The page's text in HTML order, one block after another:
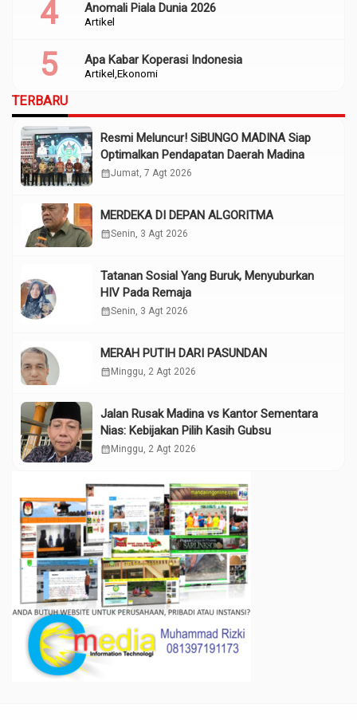
Artikel
Anomali Piala Dunia 2026
Artikel Ekonomi
Apa Kabar Koperasi Indonesia
TERBARU
Resmi Meluncur! SiBUNGO MADINA Siap
Optimalkan Pendapatan Daerah Madina
calendar_monthJumat, 7 Agt 2026
MERDEKA DI DEPAN ALGORITMA
calendar_monthSenin, 3 Agt 2026
Tatanan Sosial Yang Buruk, Menyuburkan
HIV Pada Remaja
calendar_monthSenin, 3 Agt 2026
MERAH PUTIH DARI PASUNDAN
calendar_month Minggu, 2 Agt 2026
Jalan Rusak Madina vs Kantor Sementara
Nias: Kebijakan Pilih Kasih Gubsu
calendar_month Minggu, 2 Agt 2026